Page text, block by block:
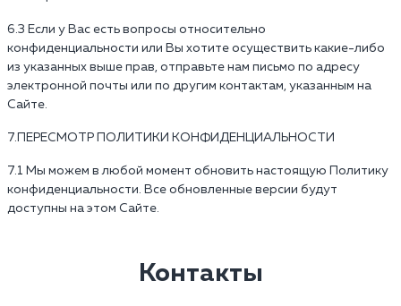
6.3 Если у Вас есть вопросы относительно
конфиденциальности или Вы хотите осуществить какие-либо
из указанных выше прав, отправьте нам письмо по адресу
электронной почты или по другим контактам, указанным на
Сайте.
7.ПЕРЕСМОТР ПОЛИТИКИ КОНФИДЕНЦИАЛЬНОСТИ
7.1 Мы можем в любой момент обновить настоящую Политику
конфиденциальности. Все обновленные версии будут
доступны на этом Сайте.
Контакты